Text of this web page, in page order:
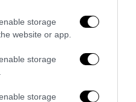
storage
website or app.
storage
storage